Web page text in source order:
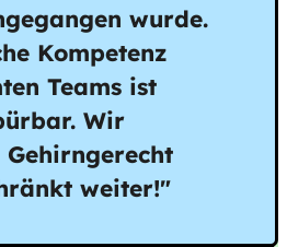
wurde.
Kompetenz
Teams ist
Wir
Gehirngerecht
weiter!"